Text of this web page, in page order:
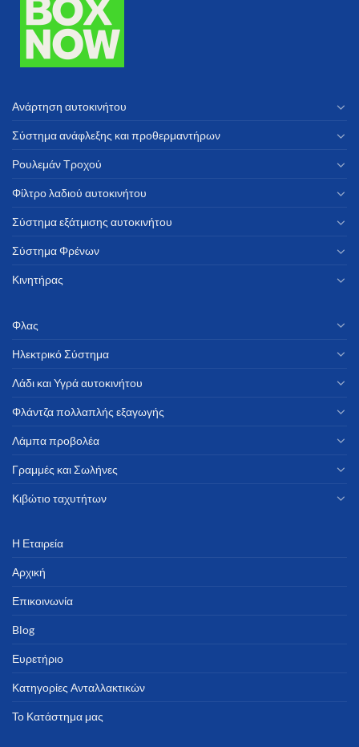
Ανάρτηση αυτοκινήτου
Σύστημα ανάφλεξης και προθερμαντήρων
Ρουλεμάν Τροχού
Φίλτρο λαδιού αυτοκινήτου
Σύστημα εξάτμισης αυτοκινήτου
Σύστημα Φρένων
Κινητήρας
Φλας
Ηλεκτρικό Σύστημα
Λάδι και Υγρά αυτοκινήτου
Φλάντζα πολλαπλής εξαγωγής
Λάμπα προβολέα
Γραμμές και Σωλήνες
Κιβώτιο ταχυτήτων
Η Εταιρεία
Αρχική
Επικοινωνία
Blog
Ευρετήριο
Κατηγορίες Ανταλλακτικών
Το Κατάστημα μας